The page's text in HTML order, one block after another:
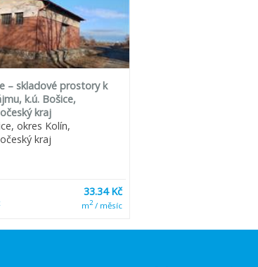
– skladové prostory k
k.ú. Bošice,
kraj
okres Kolín,
kraj
33.34 Kč
m2/ měsíc